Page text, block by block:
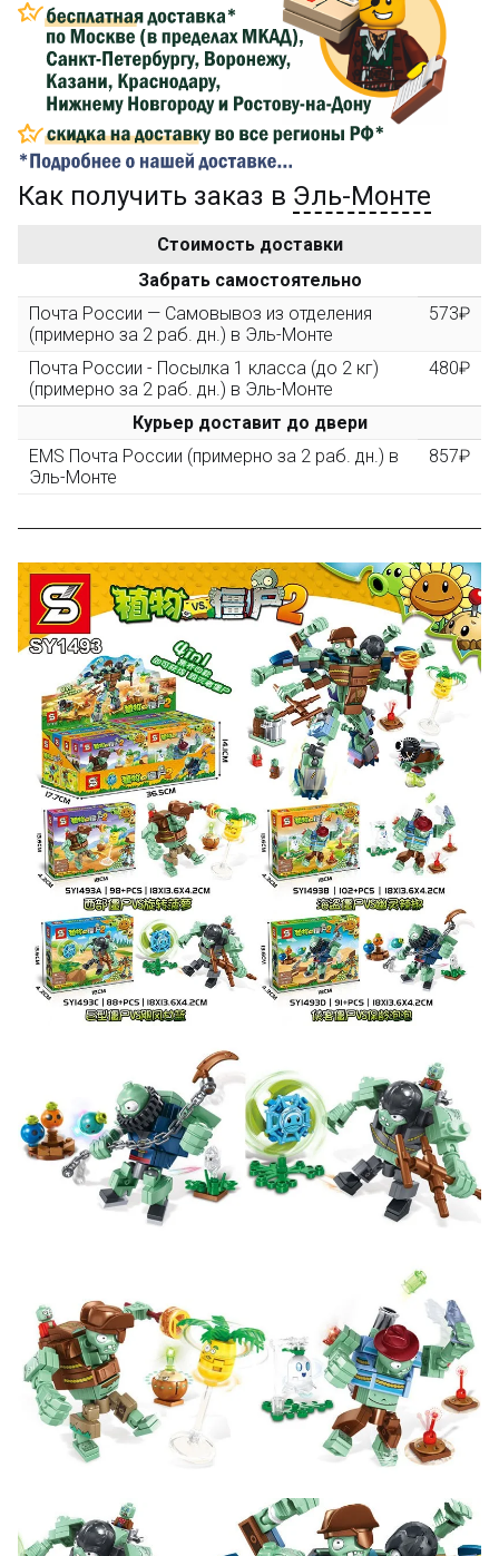
Сделайте заказ на сумму не менее 3 000₽, оплатите
его на карту Сбербанка и получите 150₽ на
компенсацию доставки.
...на следующий заказ
Золотая скидка
персональная
10%
3000 рублей, Вы получите постоянную скидку на все
повторные заказы - 10%
Скидка за обзор
(фото сборки) до 10%
Пришлите фото поэтапной сборки купленного
конструктора и получите дополнительную скидку
10% при покупке следующего набора (не дороже 10
Скидка за отзыв
на нашем сайте до 100₽
Оставьте отзыв (не менее 50 символов) о товаре на
нашем сайте и получите купон на скидку 50₽ за
текстовый отзыв или 100₽ за отзыв с фото.
Скидка за отзыв
на Яндекс.Маркете 150₽
Оставьте отзыв (не менее 50 символов) о товаре
через системуЯндекс.Маркетс обязательным
указанием номера и даты заказа в нашем магазине
и получите купон на скидку 150₽
...уже сейчас
Участвуйте в конкурсах и розыгрышах в нашейгруппе
и выигрывайте отличные призы!
Подробные условия всех акций и бонусов...
Как получить заказ в Эль-Монте
Стоимость доставки
Забрать самостоятельно
Почта России — Самовывоз из отделения
(примерно за 2 раб. дн.) в Эль-Монте
573₽
Почта России - Посылка 1 класса (до 2 кг)
(примерно за 2 раб. дн.) в Эль-Монте
480₽
Курьер доставит до двери
EMS Почта России (примерно за 2 раб. дн.) в
Эль-Монте
857₽